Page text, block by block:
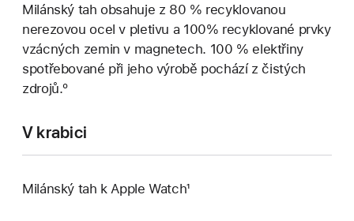
Milánský tah obsahuje z 80 % recyklovanou
nerezovou ocel v pletivu a 100% recyklované prvky
vzácných zemin v magnetech. 100 % elektřiny
spotřebované při jeho výrobě pochází z čistých
zdrojů.º
V krabici
Milánský tah k Apple Watch¹